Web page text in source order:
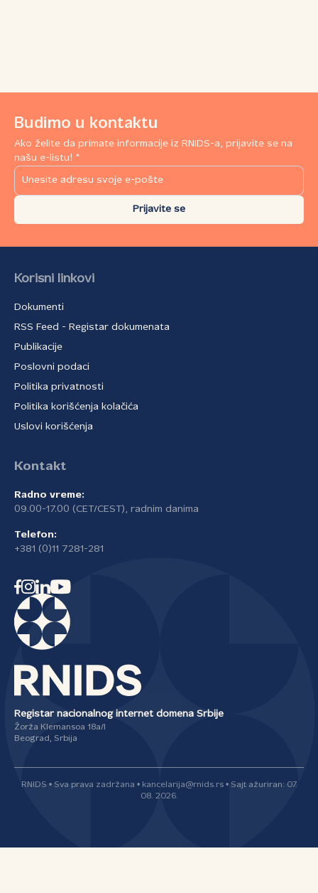
Budimo u kontaktu
Ako želite da primate informacije iz RNIDS-a, prijavite se na
našu e-listu! *
Prijavite se
Korisni linkovi
Dokumenti
RSS Feed - Registar dokumenata
Publikacije
Poslovni podaci
Politika privatnosti
Politika korišćenja kolačića
Uslovi korišćenja
Kontakt
Radno vreme:
09.00-17.00 (CET/CEST), radnim danima
Telefon:
+381 (0)11 7281-281
Registar nacionalnog internet domena Srbije
Žorža Klemansoa 18a/I
Beograd, Srbija
RNIDS • Sva prava zadržana • kancelarija@rnids.rs • Sajt ažuriran: 07.
08. 2026.